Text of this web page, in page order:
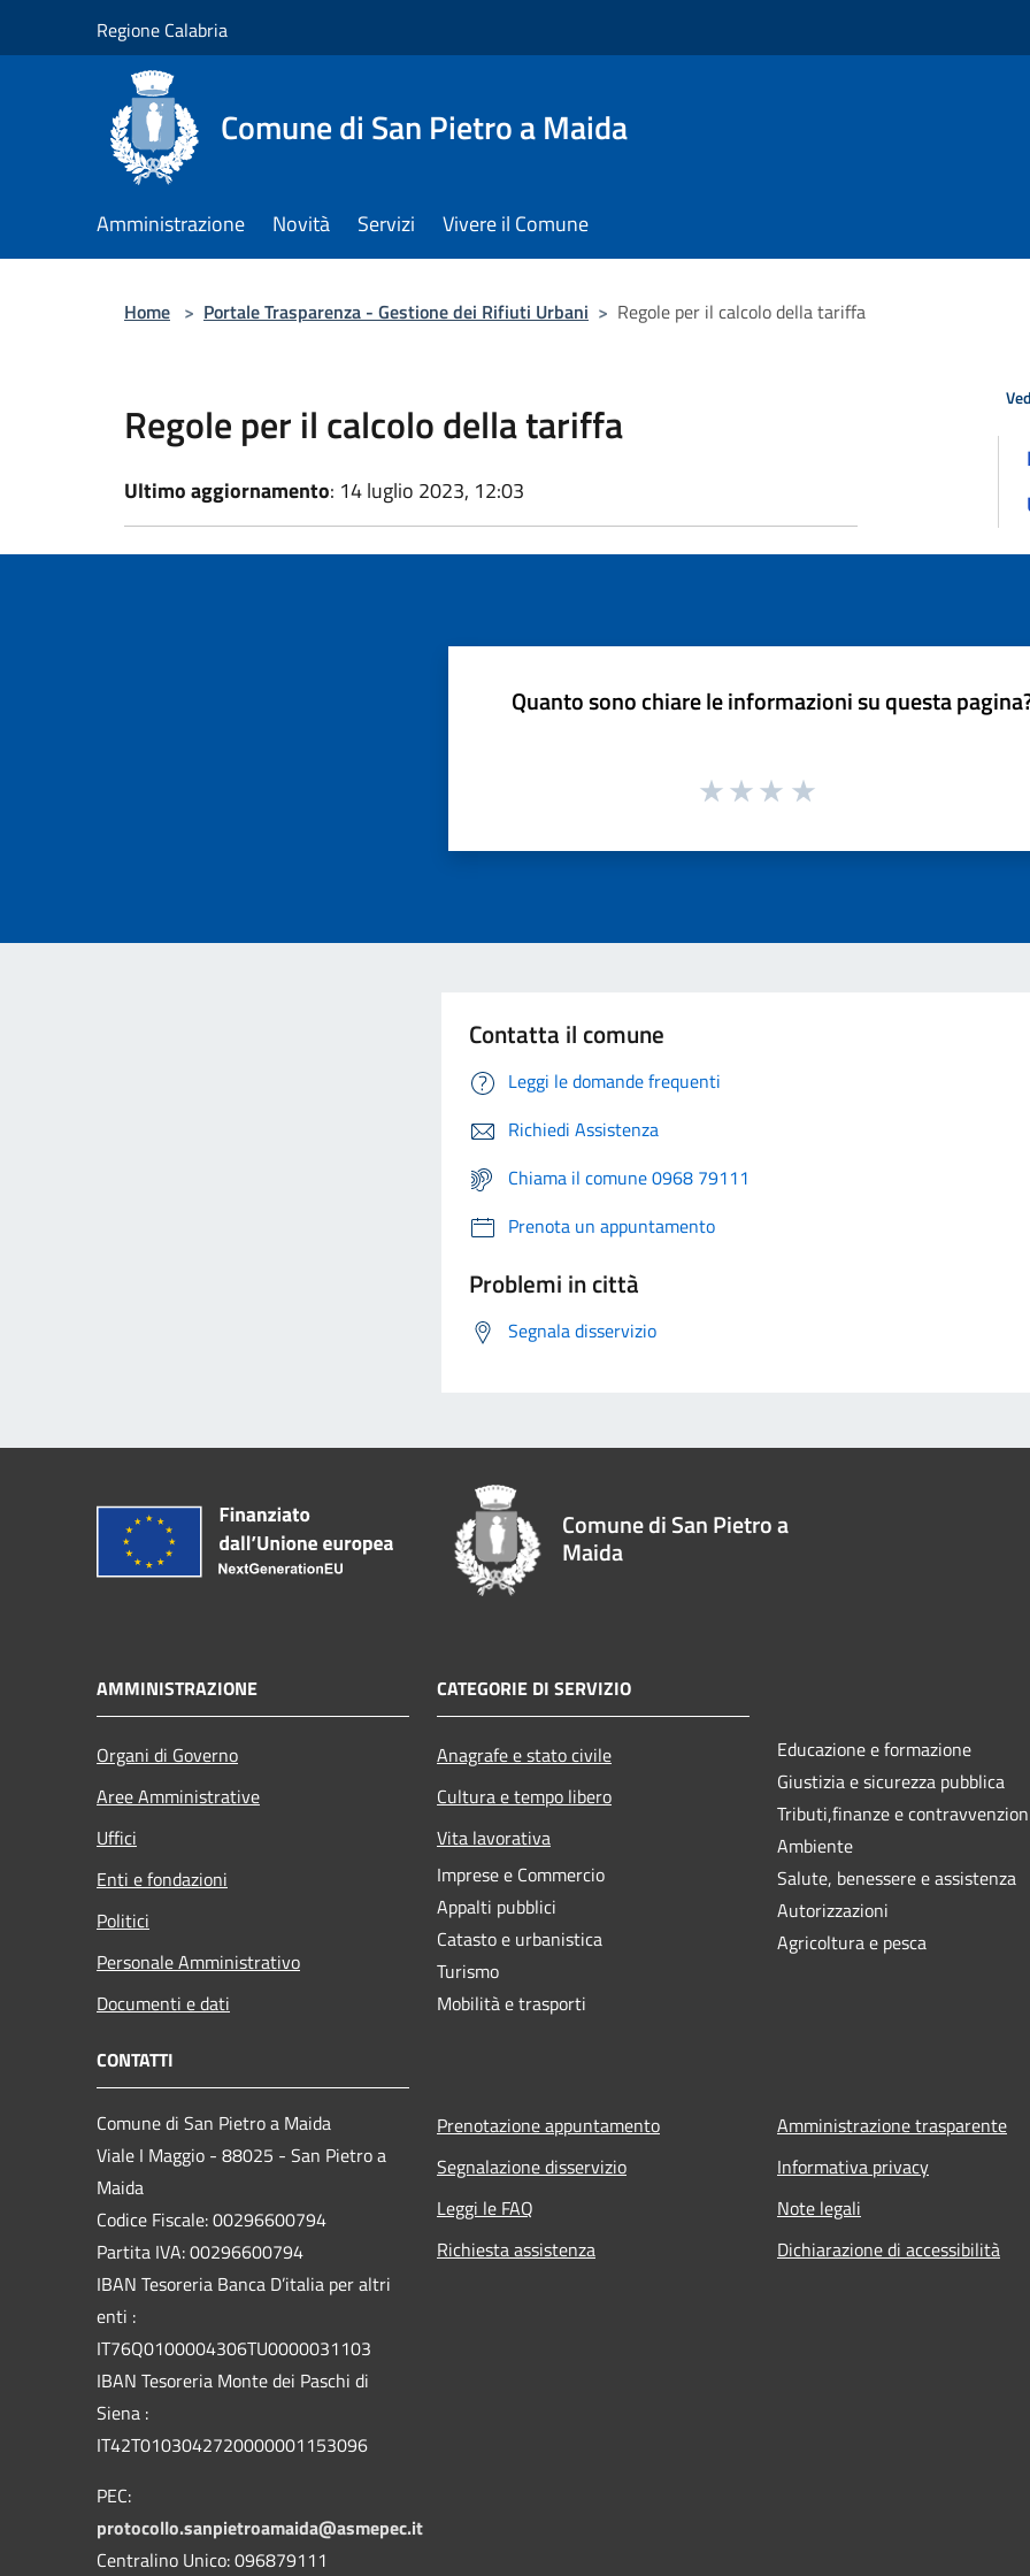
Regione Calabria
Comune di San Pietro a Maida
Amministrazione Novità Servizi Vivere il Comune
Home > Portale Trasparenza - Gestione dei Rifiuti Urbani > Regole per il calcolo della tariffa
Regole per il calcolo della tariffa
Ultimo aggiornamento: 14 luglio 2023, 12:03
Quanto sono chiare le informazioni su questa
Contatta il comune
Leggi le domande frequenti
Richiedi Assistenza
Chiama il comune 0968 79111
Prenota un appuntamento
Problemi in città
Segnala disservizio
Comune di San Pietro a
Maida
AMMINISTRAZIONE
Organi di Governo
Aree Amministrative
Uffici
Enti e fondazioni
Politici
Personale Amministrativo
Documenti e dati
CATEGORIE DI SERVIZIO
Anagrafe e stato civile
Cultura e tempo libero
Vita lavorativa
Imprese e Commercio
Appalti pubblici
Catasto e urbanistica
Turismo
Mobilità e trasporti
Educazione e formazione
Giustizia e sicurezza pubblica
Tributi,finanze e
Ambiente
Salute, benessere e assistenza
Autorizzazioni
Agricoltura e pesca
CONTATTI
Comune di San Pietro a Maida
Viale I Maggio - 88025 - San Pietro a
Maida
Codice Fiscale: 00296600794
Partita IVA: 00296600794
IBAN Tesoreria Banca D’italia per altri
enti :
IT76Q0100004306TU0000031103
IBAN Tesoreria Monte dei Paschi di
Siena :
IT42T0103042720000001153096
PEC:
protocollo.sanpietroamaida@asmepec.it
Centralino Unico: 096879111
Prenotazione appuntamento
Segnalazione disservizio
Leggi le FAQ
Richiesta assistenza
Amministrazione trasparente
Informativa privacy
Note legali
Dichiarazione di accessibilità